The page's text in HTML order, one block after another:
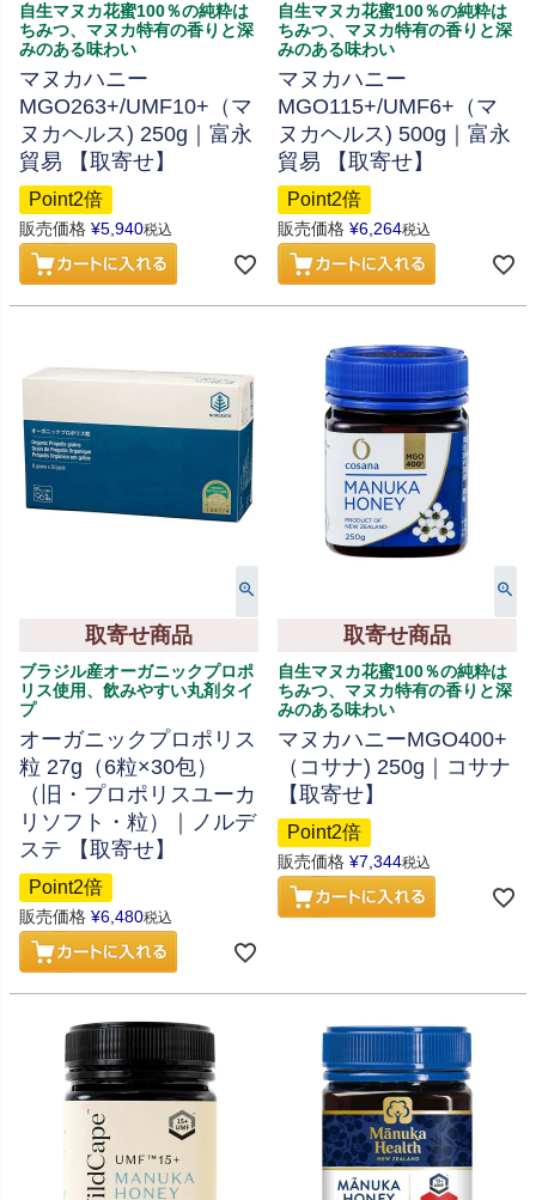
自生マヌカ花蜜100％の純粋は
ちみつ、マヌカ特有の香りと深
みのある味わい
マヌカハニー
MGO263+/UMF10+（マ
ヌカヘルス) 250g｜富永
貿易 【取寄せ】
Point2倍
販売価格 ¥5,940税込
自生マヌカ花蜜100％の純粋は
ちみつ、マヌカ特有の香りと深
みのある味わい
マヌカハニー
MGO115+/UMF6+（マ
ヌカヘルス) 500g｜富永
貿易 【取寄せ】
Point2倍
販売価格 ¥6,264税込
取寄せ商品
ブラジル産オーガニックプロポ
リス使用、飲みやすい丸剤タイ
プ
オーガニックプロポリス
粒 27g（6粒×30包）
（旧・プロポリスユーカ
リソフト・粒）｜ノルデ
ステ 【取寄せ】
Point2倍
販売価格 ¥6,480税込
取寄せ商品
自生マヌカ花蜜100％の純粋は
ちみつ、マヌカ特有の香りと深
みのある味わい
マヌカハニーMGO400+
（コサナ) 250g｜コサナ
【取寄せ】
Point2倍
販売価格 ¥7,344税込